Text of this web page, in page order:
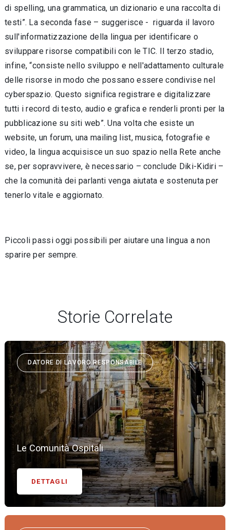
di spelling, una grammatica, un dizionario e una raccolta di
testi”. La seconda fase – suggerisce - riguarda il lavoro
sull'informatizzazione della lingua per identificare o
sviluppare risorse compatibili con le TIC. Il terzo stadio,
infine, “consiste nello sviluppo e nell'adattamento culturale
delle risorse in modo che possano essere condivise nel
cyberspazio. Questo significa registrare e digitalizzare
tutti i record di testo, audio e grafica e renderli pronti per la
pubblicazione su siti web”. Una volta che esiste un
website, un forum, una mailing list, musica, fotografie e
video, la lingua acquisisce un suo spazio nella Rete anche
se, per sopravvivere, è necessario – conclude Diki-Kidiri –
che la comunità dei parlanti venga aiutata e sostenuta per
tenerlo vitale e aggiornato.
Piccoli passi oggi possibili per aiutare una lingua a non
sparire per sempre.
Storie Correlate
DATORE DI LAVORO RESPONSABILE
Le Comunità Ospitali
DETTAGLI